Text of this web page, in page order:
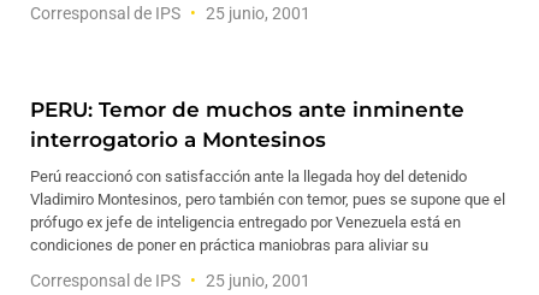
Corresponsal de IPS 25 junio, 2001
PERU: Temor de muchos ante inminente
interrogatorio a Montesinos
Perú reaccionó con satisfacción ante la llegada hoy del detenido
Vladimiro Montesinos, pero también con temor, pues se supone que el
prófugo ex jefe de inteligencia entregado por Venezuela está en
condiciones de poner en práctica maniobras para aliviar su
Corresponsal de IPS 25 junio, 2001